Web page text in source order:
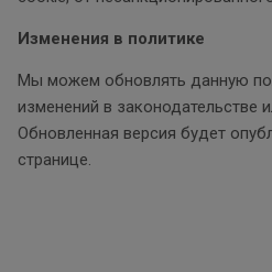
Изменения в политике
Мы можем обновлять данную
изменений в законодательстве
Обновленная версия будет
странице.